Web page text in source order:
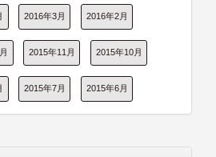
2016年3月 2016年2月
2015年11月 2015年10月
2015年7月 2015年6月